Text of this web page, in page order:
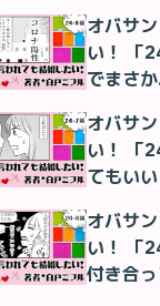
オバサ
い！ 「
でまさ
オバサ
い！ 「
てもいい
オバサ
い！ 「
付き合